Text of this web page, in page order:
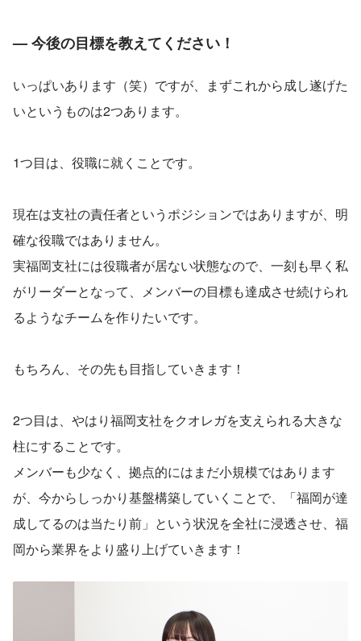
— 今後の目標を教えてください！
いっぱいあります（笑）ですが、まずこれから成し遂げた
いというものは2つあります。
1つ目は、役職に就くことです。
現在は支社の責任者というポジションではありますが、明
確な役職ではありません。
実福岡支社には役職者が居ない状態なので、一刻も早く私
がリーダーとなって、メンバーの目標も達成させ続けられ
るようなチームを作りたいです。
もちろん、その先も目指していきます！
2つ目は、やはり福岡支社をクオレガを支えられる大きな
柱にすることです。
メンバーも少なく、拠点的にはまだ小規模ではあります
が、今からしっかり基盤構築していくことで、「福岡が達
成してるのは当たり前」という状況を全社に浸透させ、福
岡から業界をより盛り上げていきます！